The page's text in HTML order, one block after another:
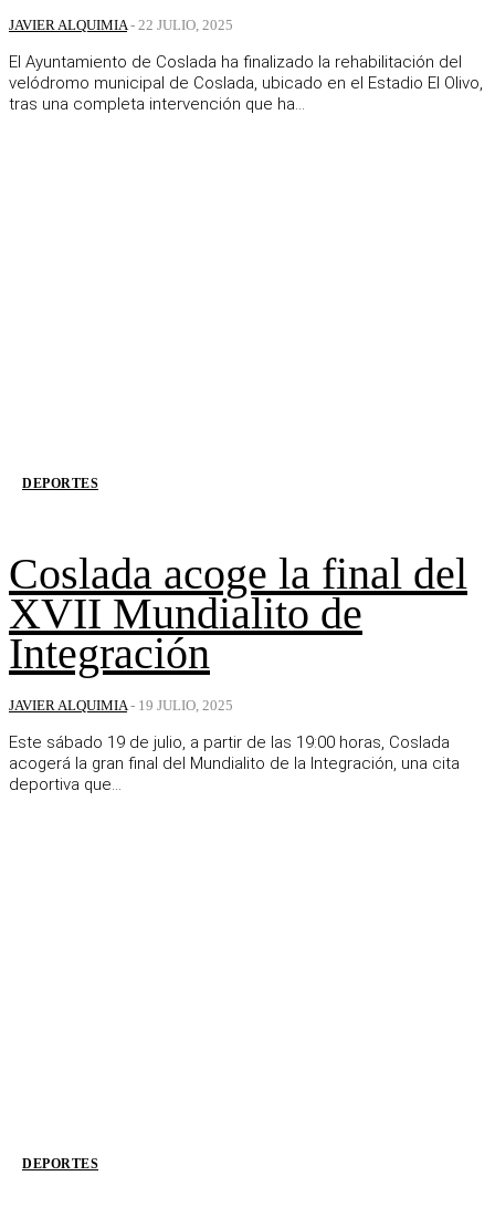
JAVIER ALQUIMIA - 22 JULIO, 2025
El Ayuntamiento de Coslada ha finalizado la rehabilitación del
velódromo municipal de Coslada, ubicado en el Estadio El Olivo,
tras una completa intervención que ha...
DEPORTES
Coslada acoge la final del
XVII Mundialito de
Integración
JAVIER ALQUIMIA - 19 JULIO, 2025
Este sábado 19 de julio, a partir de las 19:00 horas, Coslada
acogerá la gran final del Mundialito de la Integración, una cita
deportiva que...
DEPORTES